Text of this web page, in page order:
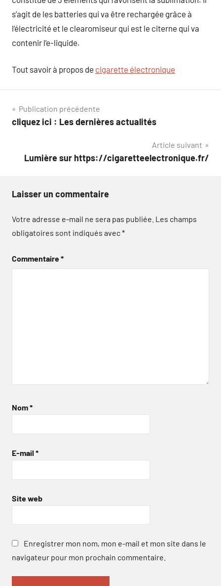
s’agit de les batteries qui va être rechargée grâce à
l’électricité et le clearomiseur qui est le citerne qui va
contenir l’e-liquide.
Tout savoir à propos de cigarette électronique
Navigation
de
Publication précédente
cliquez ici : Les dernières actualités
Article suivant
Lumière sur https://cigaretteelectronique.fr/
Laisser un commentaire
Votre adresse e-mail ne sera pas publiée. Les champs
obligatoires sont indiqués avec*
Commentaire*
Nom*
E-mail *
Site web
Enregistrer mon nom, mon e-mail et mon site dans le
navigateur pour mon prochain commentaire.